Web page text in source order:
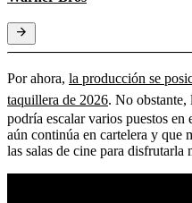
Por ahora, la producción se
taquillera de 2026. No obstante,
podría escalar varios puestos en
aún continúa en cartelera y que
las salas de cine para disfrutarla